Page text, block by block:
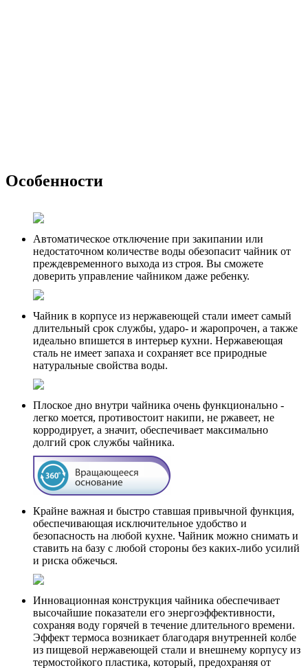
Особенности
Автоматическое отключение при закипании или
недостаточном количестве воды обезопасит чайник от
преждевременного выхода из строя. Вы сможете
доверить управление чайником даже ребенку.
Чайник в корпусе из нержавеющей стали имеет самый
длительный срок службы, ударо- и жаропрочен, а также
идеально впишется в интерьер кухни. Нержавеющая
сталь не имеет запаха и сохраняет все природные
натуральные свойства воды.
Плоское дно внутри чайника очень функционально -
легко моется, противостоит накипи, не ржавеет, не
корродирует, а значит, обеспечивает максимально
долгий срок службы чайника.
Крайне важная и быстро ставшая привычной функция,
обеспечивающая исключительное удобство и
безопасность на любой кухне. Чайник можно снимать и
ставить на базу с любой стороны без каких-либо усилий
и риска обжечься.
Инновационная конструкция чайника обеспечивает
высочайшие показатели его энергоэффективности,
сохраняя воду горячей в течение длительного времени.
Эффект термоса возникает благодаря внутренней колбе
из пищевой нержавеющей стали и внешнему корпусу из
термостойкого пластика, который, предохраняя от